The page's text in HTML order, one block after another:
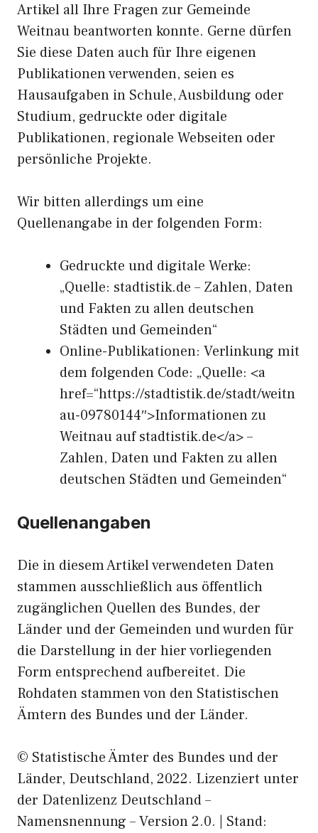
Artikel all Ihre Fragen zur Gemeinde
Weitnau beantworten konnte. Gerne dürfen
Sie diese Daten auch für Ihre eigenen
Publikationen verwenden, seien es
Hausaufgaben in Schule, Ausbildung oder
Studium, gedruckte oder digitale
Publikationen, regionale Webseiten oder
persönliche Projekte.
Wir bitten allerdings um eine
Quellenangabe in der folgenden Form:
Gedruckte und digitale Werke:
„Quelle: stadtistik.de – Zahlen, Daten
und Fakten zu allen deutschen
Städten und Gemeinden“
Online-Publikationen: Verlinkung mit
dem folgenden Code: „Quelle: <a
href=“https://stadtistik.de/stadt/weitn
au-09780144″>Informationen zu
Weitnau auf stadtistik.de</a> –
Zahlen, Daten und Fakten zu allen
deutschen Städten und Gemeinden“
Quellenangaben
Die in diesem Artikel verwendeten Daten
stammen ausschließlich aus öffentlich
zugänglichen Quellen des Bundes, der
Länder und der Gemeinden und wurden für
die Darstellung in der hier vorliegenden
Form entsprechend aufbereitet. Die
Rohdaten stammen von den Statistischen
Ämtern des Bundes und der Länder.
© Statistische Ämter des Bundes und der
Länder, Deutschland, 2022. Lizenziert unter
der Datenlizenz Deutschland –
Namensnennung – Version 2.0. | Stand: